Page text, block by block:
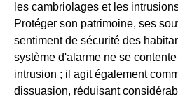
les cambriolages et les
Protéger son patrimoine, ses
sentiment de sécurité des
système d'alarme ne se
intrusion ; il agit également
dissuasion, réduisant